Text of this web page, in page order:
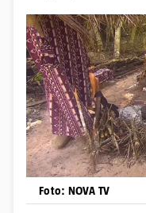
Foto: NOVA TV